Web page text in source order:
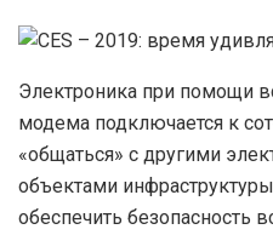
Электроника при помощи
модема подключается к
«общаться» с другими
объектами
обеспечить безопасность